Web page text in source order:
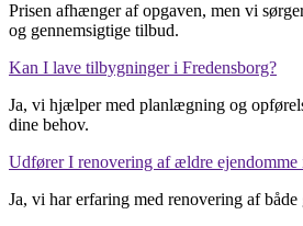
Prisen afhænger af opgaven, men vi
og gennemsigtige tilbud.
Kan I lave tilbygninger i Fredensborg?
Ja, vi hjælper med planlægning og
dine behov.
Udfører I renovering af ældre ejendomme
Ja, vi har erfaring med renovering af